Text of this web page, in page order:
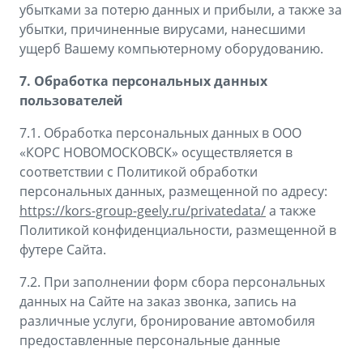
убытками за потерю данных и прибыли, а также за
убытки, причиненные вирусами, нанесшими
ущерб Вашему компьютерному оборудованию.
7. Обработка персональных данных
пользователей
7.1. Обработка персональных данных в ООО
«КОРС НОВОМОСКОВСК» осуществляется в
соответствии с Политикой обработки
персональных данных, размещенной по адресу:
https://kors-group-geely.ru/privatedata/а также
Политикой конфиденциальности, размещенной в
футере Сайта.
7.2. При заполнении форм сбора персональных
данных на Сайте на заказ звонка, запись на
различные услуги, бронирование автомобиля
предоставленные персональные данные